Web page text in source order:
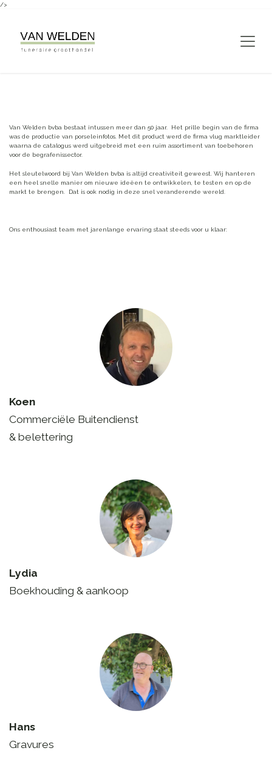
/>
Van Welden bvba bestaat intussen meer dan 50 jaar. Het prille begin van de firma
was de productie van porseleinfotos. Met dit product werd de firma vlug marktleider
waarna de catalogus werd uitgebreid met een ruim assortiment van toebehoren
voor de begrafenissector.
Het sleutelwoord bij Van Welden bvba is altijd creativiteit geweest. Wij hanteren
een heel snelle manier om nieuwe ideëen te ontwikkelen, te testen en op de
markt te brengen. Dat is ook nodig in deze snel veranderende wereld.
Ons enthousiast team met jarenlange ervaring staat steeds voor u klaar:
Koen
Commerciële Buitendienst
& belettering
Lydia
Boekhouding & aankoop
Hans
Gravures